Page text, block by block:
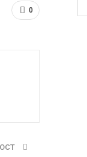
0